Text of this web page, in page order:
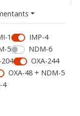
1
IMP-4
5
NDM-6
204
OXA-244
OXA-48 + NDM-5
4